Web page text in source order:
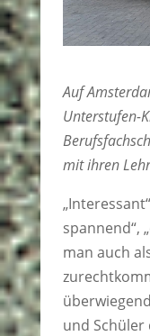
Auf
Unterstufen-
mit ihren
spannend“,
man auch
und